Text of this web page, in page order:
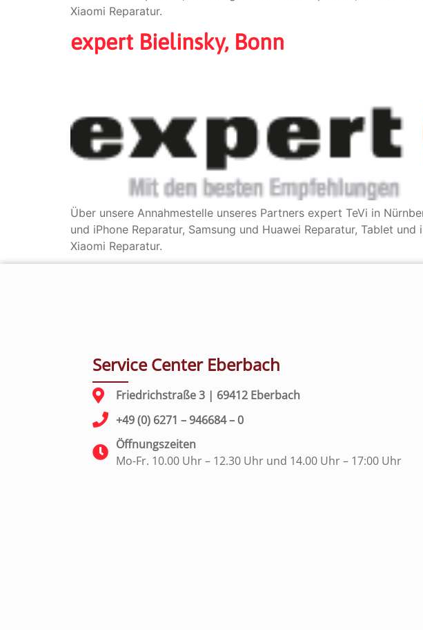
Xiaomi Reparatur.
expert Bielinsky, Bonn
Über unsere Annahmestelle unseres Partners expert TeVi in
und iPhone Reparatur, Samsung und Huawei Reparatur, Tablet
Xiaomi Reparatur.
Service Center Eberbach
Friedrichstraße 3 | 69412 Eberbach
+49 (0) 6271 – 946684 – 0
Öffnungszeiten
Mo-Fr. 10.00 Uhr – 12.30 Uhr und 14.00 Uhr – 17:00 Uhr